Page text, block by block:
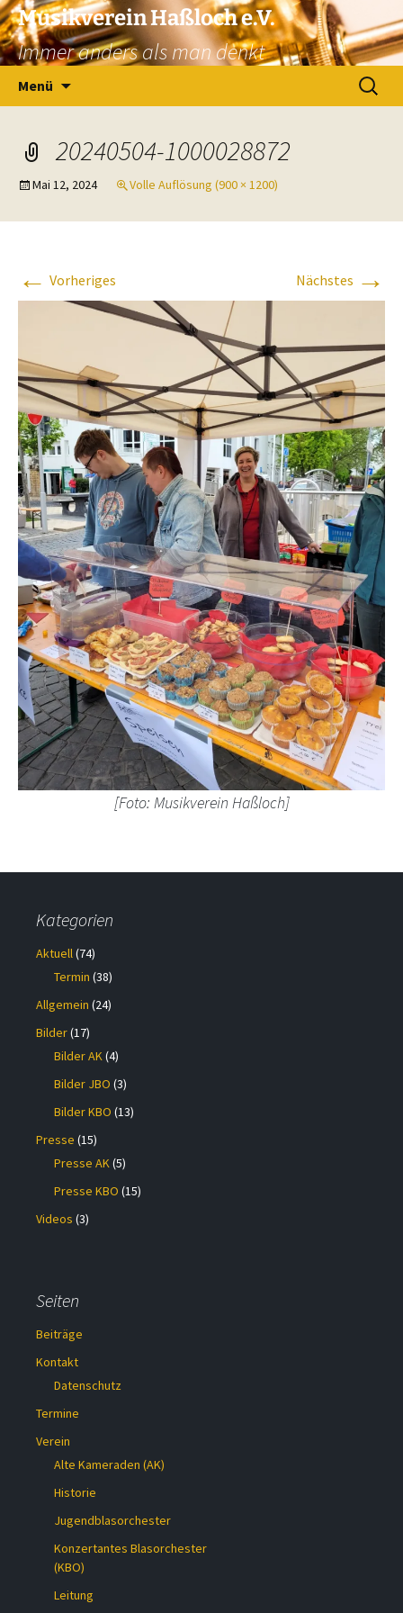
Zum
Inhalt
springen
Musikverein Haßloch e.V.
Immer anders als man denkt
Menü
Suchen
nach:
20240504-1000028872
Mai 12, 2024 Volle Auflösung (900 × 1200)
← Vorheriges Nächstes →
[Foto: Musikverein Haßloch]
Kategorien
Aktuell(74)
Termin (38)
Allgemein (24)
Bilder(17)
Bilder AK(4)
Bilder JBO (3)
Bilder KBO (13)
Presse (15)
Presse AK(5)
Presse KBO (15)
Videos (3)
Seiten
Beiträge
Kontakt
Datenschutz
Termine
Verein
Alte Kameraden (AK)
Historie
Jugendblasorchester
Konzertantes Blasorchester
(KBO)
Leitung